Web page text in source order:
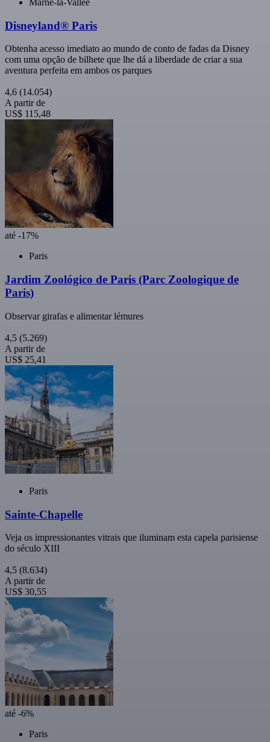
Marne-la-Vallée
Disneyland® Paris
Obtenha acesso imediato ao mundo de conto de fadas da Disney
com uma opção de bilhete que lhe dá a liberdade de criar a sua
aventura perfeita em ambos os parques
4,6 (14.054)
A partir de
US$ 115,48
até -17%
Paris
Jardim Zoológico de Paris (Parc Zoologique de
Paris)
Observar girafas e alimentar lémures
4,5 (5.269)
A partir de
US$ 25,41
Paris
Sainte-Chapelle
Veja os impressionantes vitrais que iluminam esta capela parisiense
do século XIII
4,5 (8.634)
A partir de
US$ 30,55
até -6%
Paris